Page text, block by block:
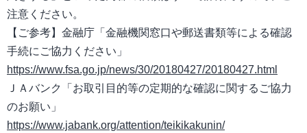
注意ください。
【ご参考】金融庁「金融機関窓口や郵送書類等による確認
手続にご協力ください」
https://www.fsa.go.jp/news/30/20180427/20180427.html
ＪＡバンク「お取引目的等の定期的な確認に関するご協力
のお願い」
https://www.jabank.org/attention/teikikakunin/